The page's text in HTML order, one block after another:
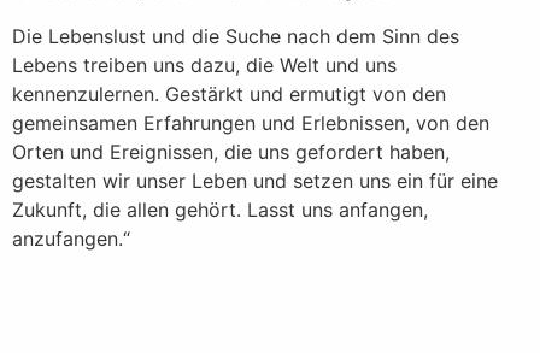
Die Lebenslust und die Suche nach dem Sinn des
Lebens treiben uns dazu, die Welt und uns
kennenzulernen. Gestärkt und ermutigt von den
gemeinsamen Erfahrungen und Erlebnissen, von den
Orten und Ereignissen, die uns gefordert haben,
gestalten wir unser Leben und setzen uns ein für eine
Zukunft, die allen gehört. Lasst uns anfangen,
anzufangen.“